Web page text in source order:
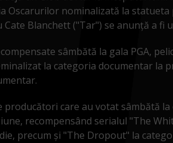
Oscarurilor nominalizată la
Cate Blanchett ("Tar") se anunţă a fi
sâmbătă la gala PGA,
la categoria documentar la
producători care au votat sâmbătă
recompensând serialul "The
precum şi "The Dropout" la